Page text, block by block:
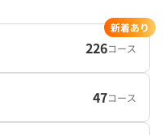
226コース
新着あり
47コース